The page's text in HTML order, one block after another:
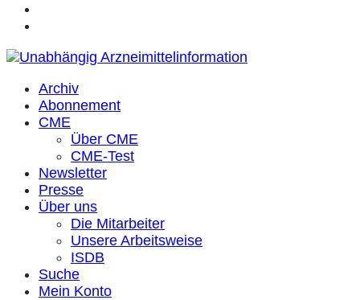
Archiv
Abonnement
CME
Über CME
CME-Test
Newsletter
Presse
Über uns
Die Mitarbeiter
Unsere Arbeitsweise
ISDB
Suche
Mein Konto